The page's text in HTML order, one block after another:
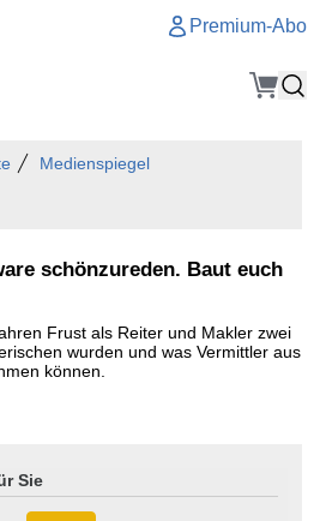
Premium-Abo
Medienspiegel
schönzureden. Baut euch
Frust als Reiter und Makler zwei
wurden und was Vermittler aus
können.
Sie